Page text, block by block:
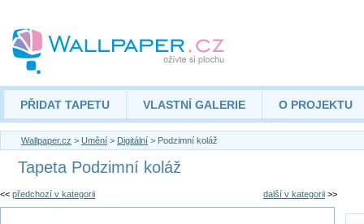
PŘIDAT TAPETU VLASTNÍ GALERIE O PROJEKTU
Wallpaper.cz > Umění > Digitální > Podzimní koláž
Tapeta Podzimní koláž
<< předchozí v kategorii další v kategorii >>